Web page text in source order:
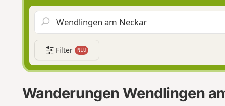
Filter NEU
Wanderungen Wendlingen